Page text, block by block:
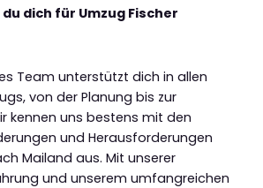
dich für Umzug Fischer
Team unterstützt dich in allen
von der Planung bis zur
kennen uns bestens mit den
und Herausforderungen
Mailand aus. Mit unserer
und unserem umfangreichen